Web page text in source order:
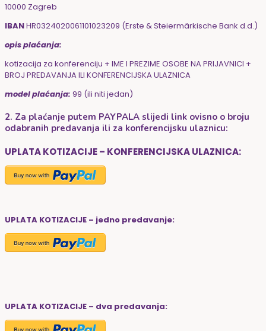
10000 Zagreb
IBANHR0324020061101023209 (Erste & Steiermärkische Bank d.d.)
opis plaćanja:
kotizacija za konferenciju + IME I PREZIME OSOBE NA PRIJAVNICI +
BROJ PREDAVANJA ILI KONFERENCIJSKA ULAZNICA
model plaćanja: 99 (ili niti jedan)
2. Za plaćanje putem PAYPALA slijedi link ovisno o broju
odabranih predavanja ili za konferencijsku ulaznicu:
UPLATA KOTIZACIJE – KONFERENCIJSKA ULAZNICA:
UPLATA KOTIZACIJE – jedno predavanje:
UPLATA KOTIZACIJE – dva predavanja: